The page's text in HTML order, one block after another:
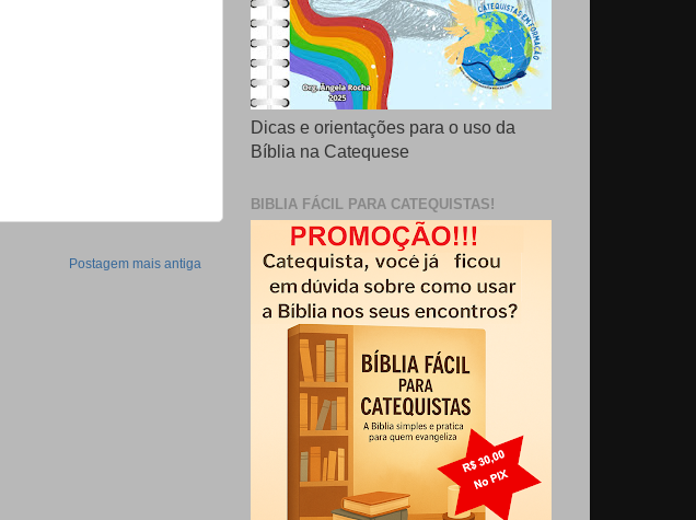
Postagem mais antiga
Dicas e orientações para o uso da
Bíblia na Catequese
BIBLIA FÁCIL PARA CATEQUISTAS!